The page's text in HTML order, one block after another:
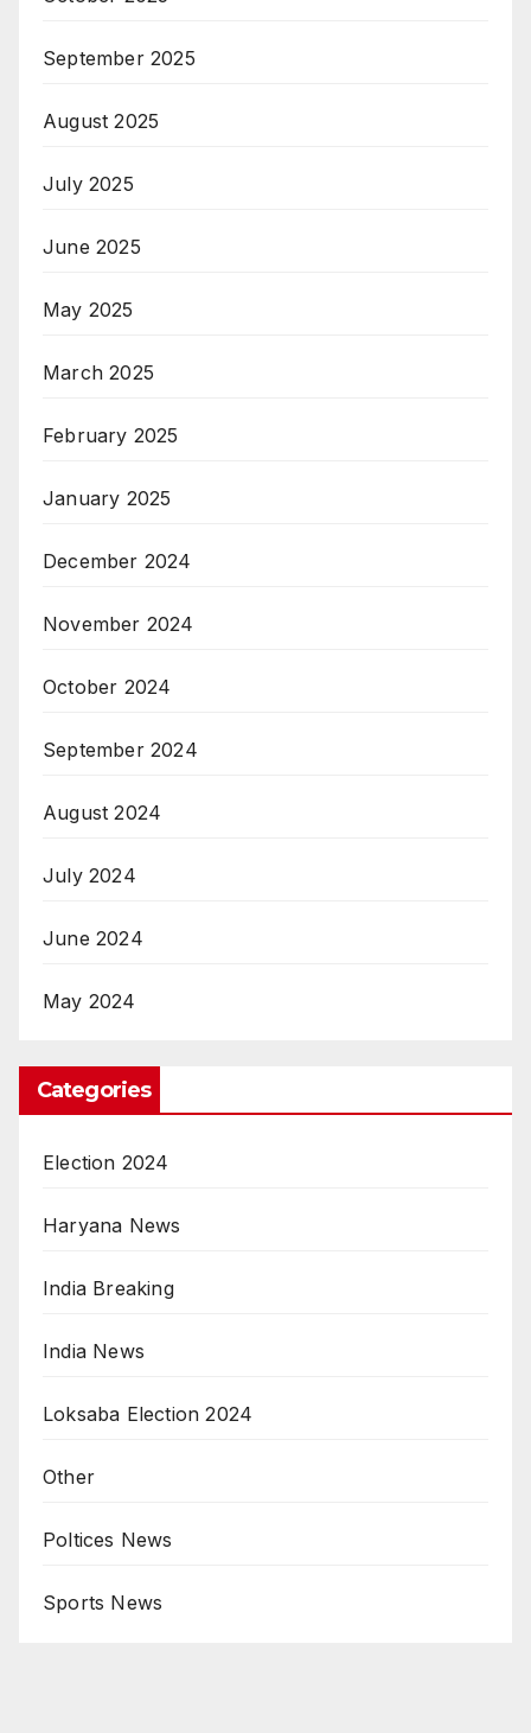
September 2025
August 2025
July 2025
June 2025
May 2025
March 2025
February 2025
January 2025
December 2024
November 2024
October 2024
September 2024
August 2024
July 2024
June 2024
May 2024
Categories
Election 2024
Haryana News
India Breaking
India News
Loksaba Election 2024
Other
Poltices News
Sports News